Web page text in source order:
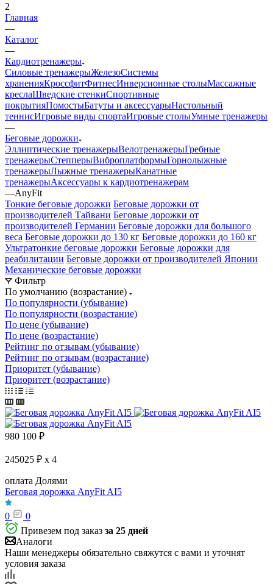
2
Главная
—
Каталог
—
Кардиотренажеры
Силовые тренажерыЖелезоСистемы
храненияКроссфитФитнесИнверсионные столыМассажные
креслаШведские стенкиСпортивные
покрытияПомостыБатуты и аксессуарыНастольный
теннисИгровые виды спортаИгровые столыУмные тренажеры
—
Беговые дорожки
Эллиптические тренажерыВелотренажерыГребные
тренажерыСтепперыВиброплатформыГорнолыжные
тренажерыЛыжные тренажерыКанатные
тренажерыАксессуары к кардиотренажерам
—AnyFit
Тонкие беговые дорожки Беговые дорожки от
производителей Тайвани Беговые дорожки от
производителей Германии Беговые дорожки для большого
веса Беговые дорожки до 130 кг Беговые дорожки до 160 кг
Ультратонкие беговые дорожки Беговые дорожки для
реабилитации Беговые дорожки от производителей Японии
Механические беговые дорожки
Фильтр
По умолчанию (возрастание)
По популярности (убывание)
По популярности (возрастание)
По цене (убывание)
По цене (возрастание)
Рейтинг по отзывам (убывание)
Рейтинг по отзывам (возрастание)
Приоритет (убывание)
Приоритет (возрастание)
980 100 ₽
245025 ₽ x 4
оплата Долями
Беговая дорожка AnyFit AI5
0
0
Привезем под заказ за 25 дней
Аналоги
Наши менеджеры обязательно свяжутся с вами и уточнят
условия заказа